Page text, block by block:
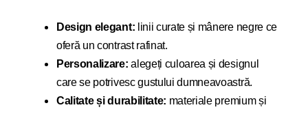
Design elegant: linii curate și mânere negre ce
oferă un contrast rafinat.
Personalizare: alegeți culoarea și designul
care se potrivesc gustului dumneavoastră.
Calitate și durabilitate: materiale premium și